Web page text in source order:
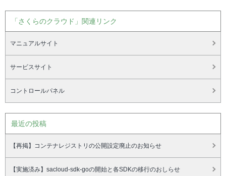
「さくらのクラウド」関連リンク
マニュアルサイト
サービスサイト
コントロールパネル
最近の投稿
【再掲】コンテナレジストリの公開設定廃止のお知らせ
【実施済み】sacloud-sdk-goの開始と各SDKの移行のおしらせ